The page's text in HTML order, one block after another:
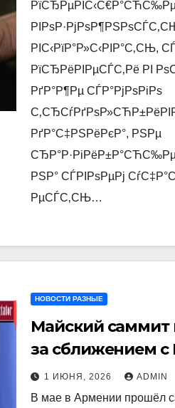
РІС‹РїР°Р»С‹РІР°С‚СЊ,
РїСЂРёРІРµСЃС‚Рё РІ
РґР°Р¶Рµ СЃР°РјРѕРіРѕ
РґР°С‡РЅРёРєР°, РЅРµ
РЅР° СЃРІРѕРµРј
РµСЃС‚СЊ…
НОВОСТИ РАЗНЫЕ
Майский саммит
за сближением с
миграционная
четверть
1 ИЮНЯ, 2026 ADMIN
В мае в Армении прошёл